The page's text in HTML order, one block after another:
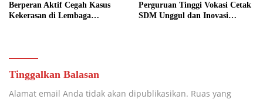
Berperan Aktif Cegah Kasus
Kekerasan di Lembaga
Perguruan Tinggi Vokasi Cetak
SDM Unggul dan Inovasi
Tinggalkan Balasan
Alamat email Anda tidak akan dipublikasikan. Ruas yang